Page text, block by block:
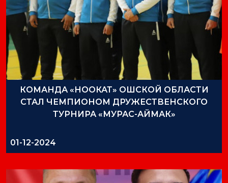
КОМАНДА «НООКАТ» ОШСКОЙ ОБЛАСТИ
СТАЛ ЧЕМПИОНОМ ДРУЖЕСТВЕНСКОГО
ТУРНИРА «МУРАС-АЙМАК»
01-12-2024